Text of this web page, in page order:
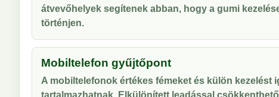
átvevőhelyek segítenek abban, hogy a gumi
történjen.
Mobiltelefon gyűjtőpont
A mobiltelefonok értékes fémeket és külön kezelést
tartalmazhatnak. Elkülönített leadással